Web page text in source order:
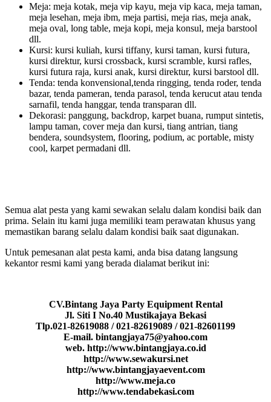
Meja: meja kotak, meja vip kayu, meja vip kaca, meja taman,
meja lesehan, meja ibm, meja partisi, meja rias, meja anak,
meja oval, long table, meja kopi, meja konsul, meja barstool
dll.
Kursi: kursi kuliah, kursi tiffany, kursi taman, kursi futura,
kursi direktur, kursi crossback, kursi scramble, kursi rafles,
kursi futura raja, kursi anak, kursi direktur, kursi barstool dll.
Tenda: tenda konvensional,tenda ringging, tenda roder, tenda
bazar, tenda pameran, tenda parasol, tenda kerucut atau tenda
sarnafil, tenda hanggar, tenda transparan dll.
Dekorasi: panggung, backdrop, karpet buana, rumput sintetis,
lampu taman, cover meja dan kursi, tiang antrian, tiang
bendera, soundsystem, flooring, podium, ac portable, misty
cool, karpet permadani dll.
Semua alat pesta yang kami sewakan selalu dalam kondisi baik dan
prima. Selain itu kami juga memiliki team perawatan khusus yang
memastikan barang selalu dalam kondisi baik saat digunakan.
Untuk pemesanan alat pesta kami, anda bisa datang langsung
kekantor resmi kami yang berada dialamat berikut ini:
CV.Bintang Jaya Party Equipment Rental
Jl. Siti I No.40 Mustikajaya Bekasi
Tlp.021-82619088 / 021-82619089 / 021-82601199
E-mail. bintangjaya75@yahoo.com
web. http://www.bintangjaya.co.id
http://www.sewakursi.net
http://www.bintangjayaevent.com
http://www.meja.co
http://www.tendabekasi.com